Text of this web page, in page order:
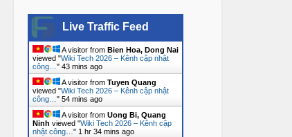
Live Traffic Feed
A visitor from Bien Hoa, Dong Nai
viewed "Wiki Tech 2026 – Kênh cập nhật
công… " 43 mins ago
A visitor from Tuyen Quang
viewed "Wiki Tech 2026 – Kênh cập nhật
công… " 54 mins ago
A visitor from Uong Bi, Quang
Ninh viewed "Wiki Tech 2026 – Kênh cập
nhật công… " 1 hr 34 mins ago